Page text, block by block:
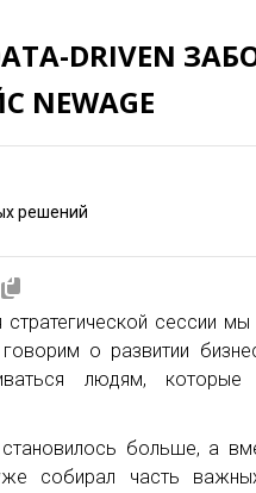
DRIVEN
NEWAGE
решений
сессии
о развитии
людям, которые
больше, а
собирал часть